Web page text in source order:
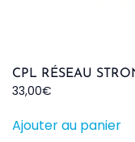
CPL RÉSEAU
33,00€
Ajouter au panier